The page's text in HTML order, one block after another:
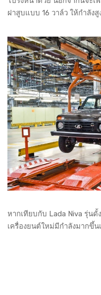
ฝาสูบแบบ 16 วาล์ว ให้กำลัง
หากเทียบกับ Lada Niva รุ่นดั้
เครื่องยนต์ใหม่มีกำลังมากขึ้น